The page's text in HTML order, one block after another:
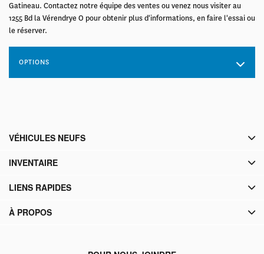
Gatineau. Contactez notre équipe des ventes ou venez nous visiter au
1255 Bd la Vérendrye O pour obtenir plus d'informations, en faire l'essai ou
le réserver.
OPTIONS
VÉHICULES NEUFS
INVENTAIRE
LIENS RAPIDES
À PROPOS